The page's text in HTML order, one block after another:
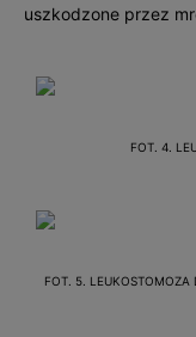
uszkodzone przez
FOT. 4.
FOT. 5. LEUKOSTOMOZA